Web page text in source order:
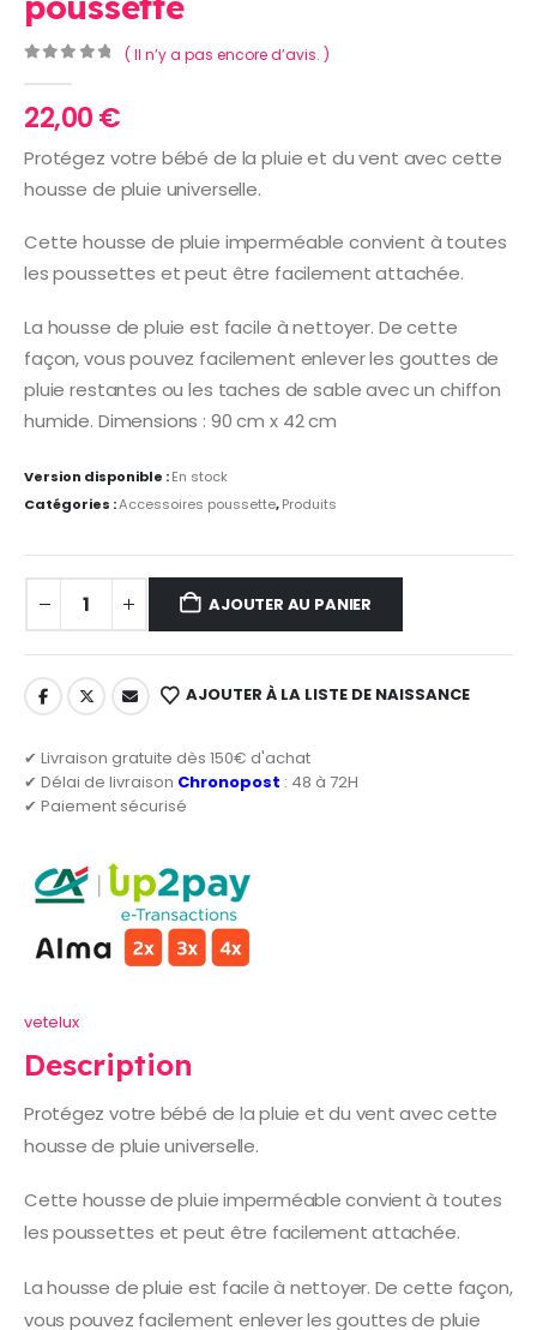
( Il n’y a pas encore d’avis. )
22,00€
Protégez votre bébé de la pluie et du vent avec cette
housse de pluie universelle.
Cette housse de pluie imperméable convient à toutes
les poussettes et peut être facilement attachée.
La housse de pluie est facile à nettoyer. De cette
façon, vous pouvez facilement enlever les gouttes de
pluie restantes ou les taches de sable avec un chiffon
humide. Dimensions : 90 cm x 42 cm
Version disponible :En stock
Catégories :Accessoires poussette,Produits
AJOUTER AU PANIER
AJOUTER À LA LISTE DE NAISSANCE
✔ Livraison gratuite dès 150€ d'achat
✔ Délai de livraison Chronopost : 48 à 72H
✔ Paiement sécurisé
vetelux
Description
Protégez votre bébé de la pluie et du vent avec cette
housse de pluie universelle.
Cette housse de pluie imperméable convient à toutes
les poussettes et peut être facilement attachée.
La housse de pluie est facile à nettoyer. De cette façon,
vous pouvez facilement enlever les gouttes de pluie